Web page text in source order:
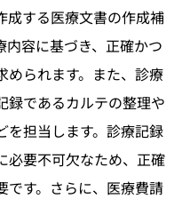
成する医療文書の作成補
容に基づき、正確かつ
められます。また、診療
録であるカルテの整理や
を担当します。診療記録
必要不可欠なため、正確
です。さらに、医療費請